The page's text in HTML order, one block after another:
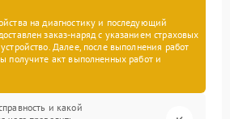
на диагностику и последующий
заказ-наряд с указанием страховых
Далее, после выполнения работ
получите акт выполненных работ и
и какой